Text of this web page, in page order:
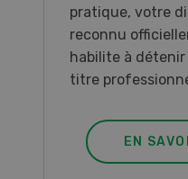
pratique, votre
reconnu
habilite à détenir
titre
EN